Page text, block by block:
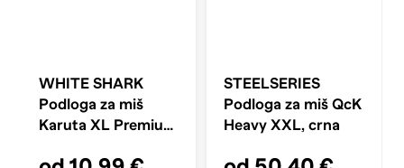
WHITE SHARK
Podloga za miš
Karuta XL Premium
STEELSERIES
Podloga za miš QcK
Heavy XXL, crna